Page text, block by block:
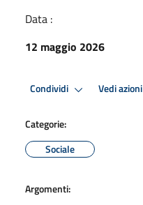
Data :
12 maggio 2026
Condividi Vedi azioni
Categorie:
Sociale
Argomenti: